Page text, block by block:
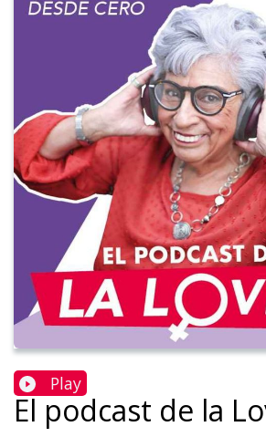
Play
El podcast de la